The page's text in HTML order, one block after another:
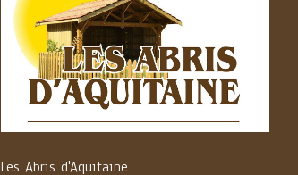
Les Abris d'Aquitaine